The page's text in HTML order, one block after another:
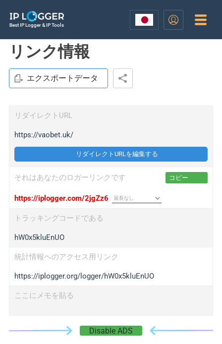
Best IP Logger & IP Tools
リンク情報
エクスポートデータ
リダイレクトURL
https://vaobet.uk/
リダイレクトURLを編集する
それはあなたのロガーリンクです コピー
https://iplogger.com/2jgZz6
トラッキングコードである
hW0x5kluEnUO
統計情報へのアクセス用リンク
https://iplogger.org/logger/hW0x5kluEnUO
ここにメモを貼る
Disable ADS